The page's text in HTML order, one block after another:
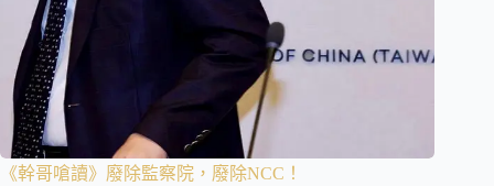
《幹哥嗆讀》廢除監察院，廢除NCC！